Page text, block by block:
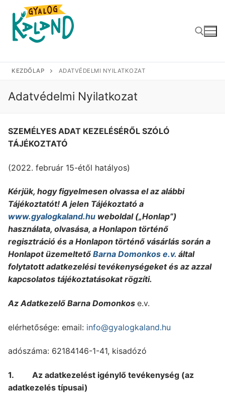
tartalomra
Keresése:
KEZDŐLAP ADATVÉDELMI NYILATKOZAT
Adatvédelmi Nyilatkozat
SZEMÉLYES ADAT KEZELÉSÉRŐL SZÓLÓ
TÁJÉKOZTATÓ
(2022. február 15-étől hatályos)
Kérjük, hogy figyelmesen olvassa el az alábbi
Tájékoztatót! A jelen Tájékoztató a
www.gyalogkaland.hu weboldal („Honlap”)
használata, olvasása, a Honlapon történő
regisztráció és a Honlapon történő vásárlás során a
Honlapot üzemeltető Barna Domonkos e.v. által
folytatott adatkezelési tevékenységeket és az azzal
kapcsolatos tájékoztatásokat rögzíti.
Az Adatkezelő Barna Domonkos e.v.
elérhetősége: email: info@gyalogkaland.hu
adószáma: 62184146-1-41, kisadózó
1. Az adatkezelést igénylő tevékenység (az
adatkezelés típusai)